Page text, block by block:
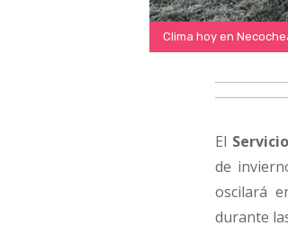
Clima hoy en
El
de
oscilará
durante